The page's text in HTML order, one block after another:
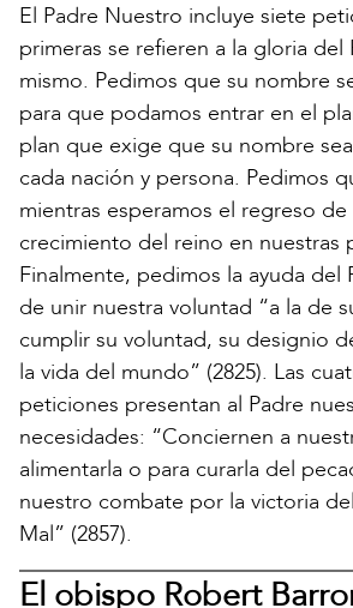
El Padre Nuestro incluye siete
primeras se refieren a la gloria del
mismo. Pedimos que su nombre
para que podamos entrar en el
plan que exige que su nombre
cada nación y persona. Pedimos
mientras esperamos el regreso
crecimiento del reino en nuestras
Finalmente, pedimos la ayuda del
de unir nuestra voluntad “a la de
cumplir su voluntad, su designio
la vida del mundo” (2825). Las
peticiones presentan al Padre
necesidades: “Conciernen a
alimentarla o para curarla del
nuestro combate por la victoria
Mal” (2857).
El obispo Robert